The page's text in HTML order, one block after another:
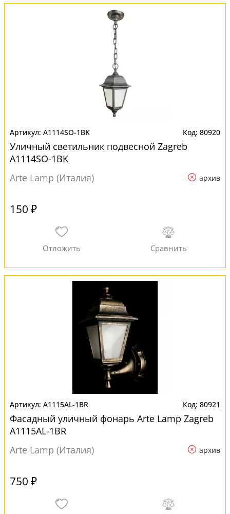
A1114SO-1BK 80920
Уличный светильник подвесной Zagreb
A1114SO-1BK
Arte Lamp (Италия)
архив
150 ₽
A1115AL-1BR 80921
Фасадный уличный фонарь Arte Lamp Zagreb
A1115AL-1BR
Arte Lamp (Италия)
архив
750 ₽